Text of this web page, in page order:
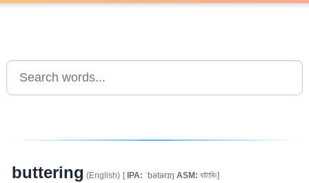
buttering (English) [IPA: ˈbətərɪŋ ASM: বাটাৰিং]